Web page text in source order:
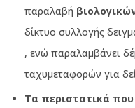
παραλαβή
δίκτυο συλλογής
, ενώ παραλαμβάνει
ταχυμεταφορών για
Τα περιστατικά